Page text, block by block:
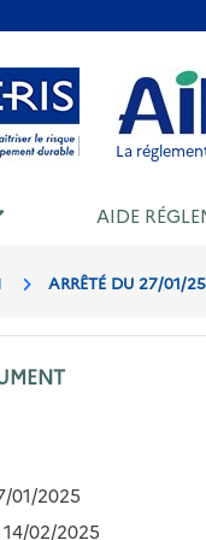
Aller au
La
AIDE
ARRÊTÉ DU 27/01/
01/2025
14/02/2025